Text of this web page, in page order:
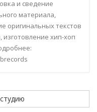
и сведение
материала,
оригинальных текстов
изготовление хип-хоп